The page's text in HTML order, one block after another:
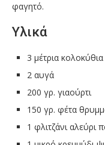
φαγητό.
Υλικά
3 μέτρια
2 αυγά
200 γρ. γιαούρτι
150 γρ. φέτα
1 φλιτζάνι